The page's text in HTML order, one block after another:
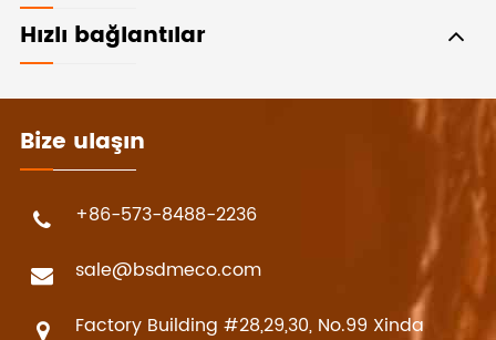
Hızlı bağlantılar
Bize ulaşın
+86-573-8488-2236
sale@bsdmeco.com
Factory Building #28,29,30, No.99 Xinda